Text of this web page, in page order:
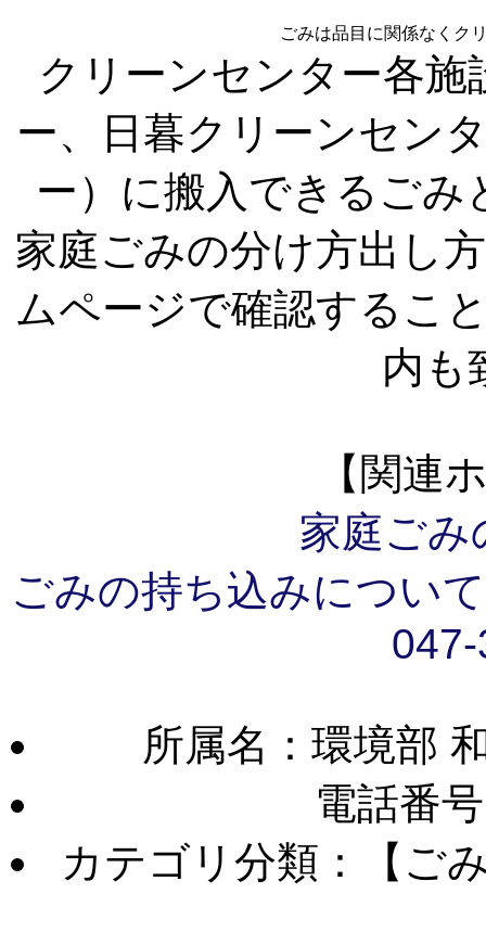
ごみは品目に関係なくク
クリーンセンター各
ー、日暮クリーンセン
ー）に搬入できるご
家庭ごみの分け方出し
ムページで確認するこ
内も
【関連
家庭ごみ
ごみの持ち込みについて
所属名：環境部
電話番
カテゴリ分類：【ご